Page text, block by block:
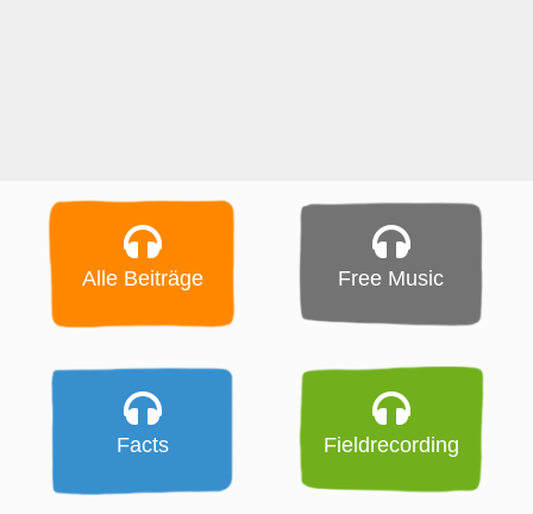
Alle Beiträge Free Music
Facts Fieldrecording